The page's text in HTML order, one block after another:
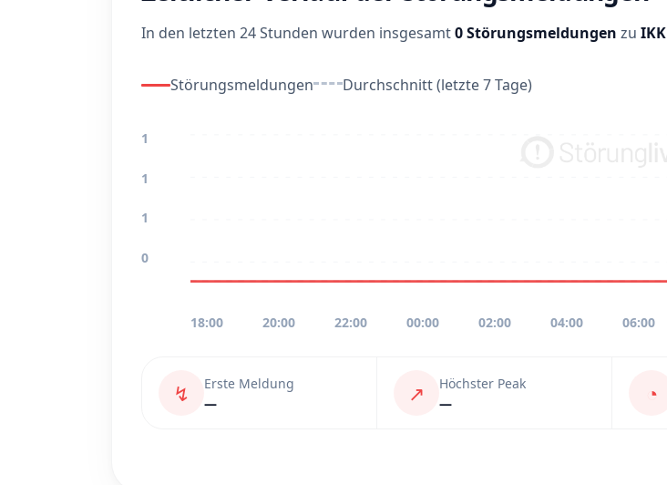
In den letzten 24 Stunden wurden insgesamt0 Störungsmeldungen zu IKK
Störungsmeldungen Durchschnitt (letzte 7 Tage)
1
1
1
0
18:00 20:00 22:00 00:00 02:00 04:00 06:00
↯
Erste Meldung
—
↗
Höchster Peak
—
◔